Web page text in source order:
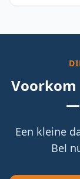
Voorkom
—
Een kleine
Bel